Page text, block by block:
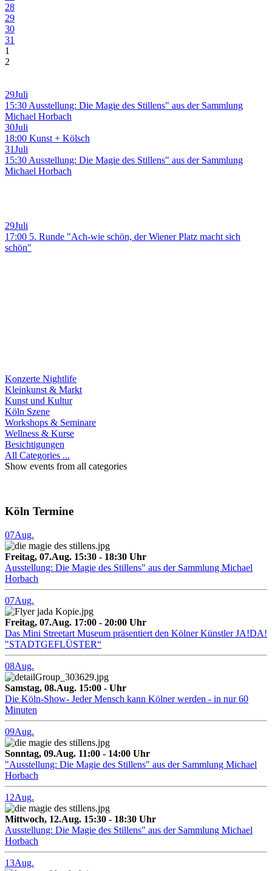
28
29
30
31
1
2
29Juli
15:30 Ausstellung: Die Magie des Stillens" aus der Sammlung
Michael Horbach
30Juli
18:00 Kunst + Kölsch
31Juli
15:30 Ausstellung: Die Magie des Stillens" aus der Sammlung
Michael Horbach
29Juli
17:00 5. Runde "Ach-wie schön, der Wiener Platz macht sich
schön"
Konzerte Nightlife
Kleinkunst & Markt
Kunst und Kultur
Köln Szene
Workshops & Seminare
Wellness & Kurse
Besichtigungen
All Categories ...
Show events from all categories
Köln Termine
07Aug.
Freitag, 07.Aug. 15:30 - 18:30 Uhr
Ausstellung: Die Magie des Stillens" aus der Sammlung Michael
Horbach
07Aug.
Freitag, 07.Aug. 17:00 - 20:00 Uhr
Das Mini Streetart Museum präsentiert den Kölner Künstler JA!DA!
"STADTGEFLÜSTER“
08Aug.
Samstag, 08.Aug. 15:00 - Uhr
Die Köln-Show- Jeder Mensch kann Kölner werden - in nur 60
Minuten
09Aug.
Sonntag, 09.Aug. 11:00 - 14:00 Uhr
"Ausstellung: Die Magie des Stillens" aus der Sammlung Michael
Horbach
12Aug.
Mittwoch, 12.Aug. 15:30 - 18:30 Uhr
Ausstellung: Die Magie des Stillens" aus der Sammlung Michael
Horbach
13Aug.